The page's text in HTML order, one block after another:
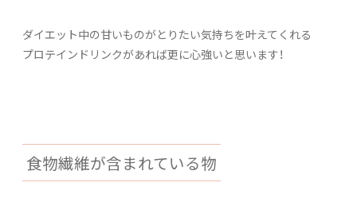
ダイエット中の甘いものがとりたい気持ちを叶えてくれる
プロテインドリンクがあれば更に心強いと思います！
食物繊維が含まれている物